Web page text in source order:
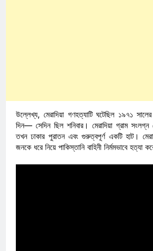
উল্লেখ্য, মেরাদিয়া গণহত্যাটি ঘটেছিল ১৯৭১
দিন— সেদিন ছিল শনিবার। মেরাদিয়া গ্রাম সংলগ্ন
তখন ঢাকার পুরাতন এবং গুরুত্বপূর্ণ একটি হাট।
জনকে ধরে নিয়ে পাকিস্তানি বাহিনী নির্মমভাবে হত্যা